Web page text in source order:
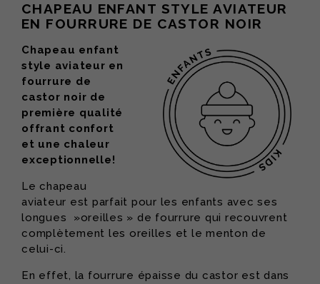
CHAPEAU ENFANT STYLE AVIATEUR
EN FOURRURE DE CASTOR NOIR
Chapeau enfant
style aviateur en
fourrure de
castor noir de
première qualité
offrant confort
et une chaleur
exceptionnelle!
Le chapeau
aviateur est parfait pour les enfants avec ses
longues »oreilles » de fourrure qui recouvrent
complètement les oreilles et le menton de
celui-ci.
En effet, la fourrure épaisse du castor est dans